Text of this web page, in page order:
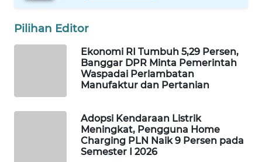
Pilihan Editor
Ekonomi RI Tumbuh 5,29 Persen,
Banggar DPR Minta Pemerintah
Waspadai Perlambatan
Manufaktur dan Pertanian
Adopsi Kendaraan Listrik
Meningkat, Pengguna Home
Charging PLN Naik 9 Persen pada
Semester I 2026
Wahana
Network
MASYARAKAT